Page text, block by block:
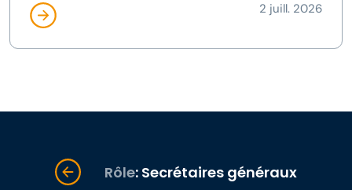
2 juill. 2026
Rôle: Secrétaires généraux